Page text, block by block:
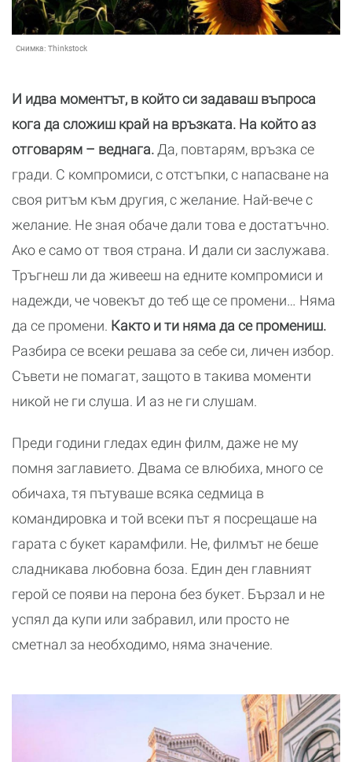
Снимка: Thinkstock
И идва моментът, в който си задаваш въпроса
кога да сложиш край на връзката. На който аз
отговарям – веднага.Да, повтарям, връзка се
гради. С компромиси, с отстъпки, с напасване на
своя ритъм към другия, с желание. Най-вече с
желание. Не зная обаче дали това е достатъчно.
Ако е само от твоя страна. И дали си заслужава.
Тръгнеш ли да живееш на едните компромиси и
надежди, че човекът до теб ще се промени… Няма
да се промени. Както и ти няма да се промениш.
Разбира се всеки решава за себе си, личен избор.
Съвети не помагат, защото в такива моменти
никой не ги слуша. И аз не ги слушам.
Преди години гледах един филм, даже не му
помня заглавието. Двама се влюбиха, много се
обичаха, тя пътуваше всяка седмица в
командировка и той всеки път я посрещаше на
гарата с букет карамфили. Не, филмът не беше
сладникава любовна боза. Един ден главният
герой се появи на перона без букет. Бързал и не
успял да купи или забравил, или просто не
сметнал за необходимо, няма значение.